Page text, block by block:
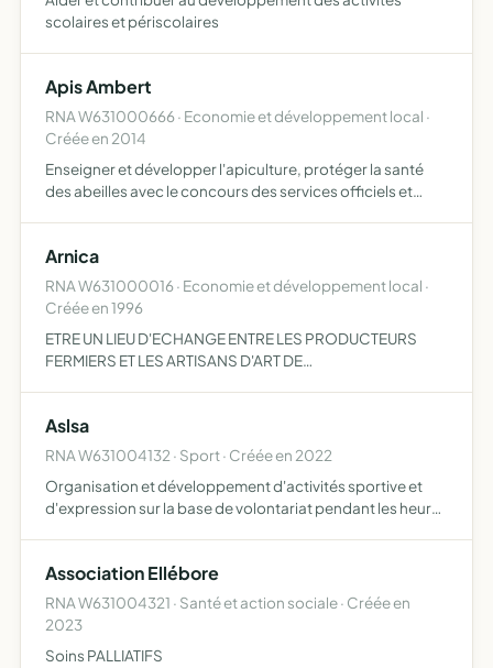
scolaires et périscolaires
Apis Ambert
RNA W631000666 · Economie et développement local ·
Créée en 2014
Enseigner et développer l'apiculture, protéger la santé
des abeilles avec le concours des services officiels et
Arnica
RNA W631000016 · Economie et développement local ·
Créée en 1996
ETRE UN LIEU D'ECHANGE ENTRE LES PRODUCTEURS
FERMIERS ET LES ARTISANS D'ART DE
Aslsa
RNA W631004132 · Sport · Créée en 2022
Organisation et développement d'activités sportive et
d'expression sur la base de volontariat pendant les heures
Association Ellébore
RNA W631004321 · Santé et action sociale · Créée en
2023
Soins PALLIATIFS